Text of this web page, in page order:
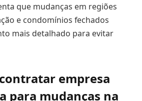
que mudanças em regiões
e condomínios fechados
mais detalhado para evitar
empresa
para mudanças na